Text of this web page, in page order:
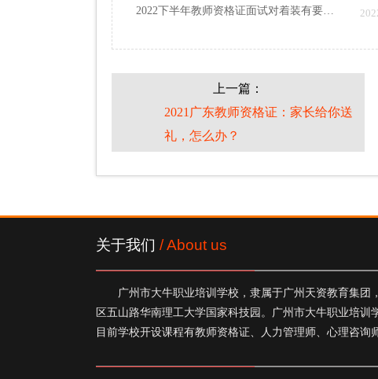
上一篇：
2021广东教师资格证：家长给你送
礼，怎么办？
关于我们 / About us
广州市大牛职业培训学校，隶属于广州天资教育集
区五山路华南理工大学国家科技园。广州市大牛职业培训
目前学校开设课程有教师资格证、人力管理师、心理咨询